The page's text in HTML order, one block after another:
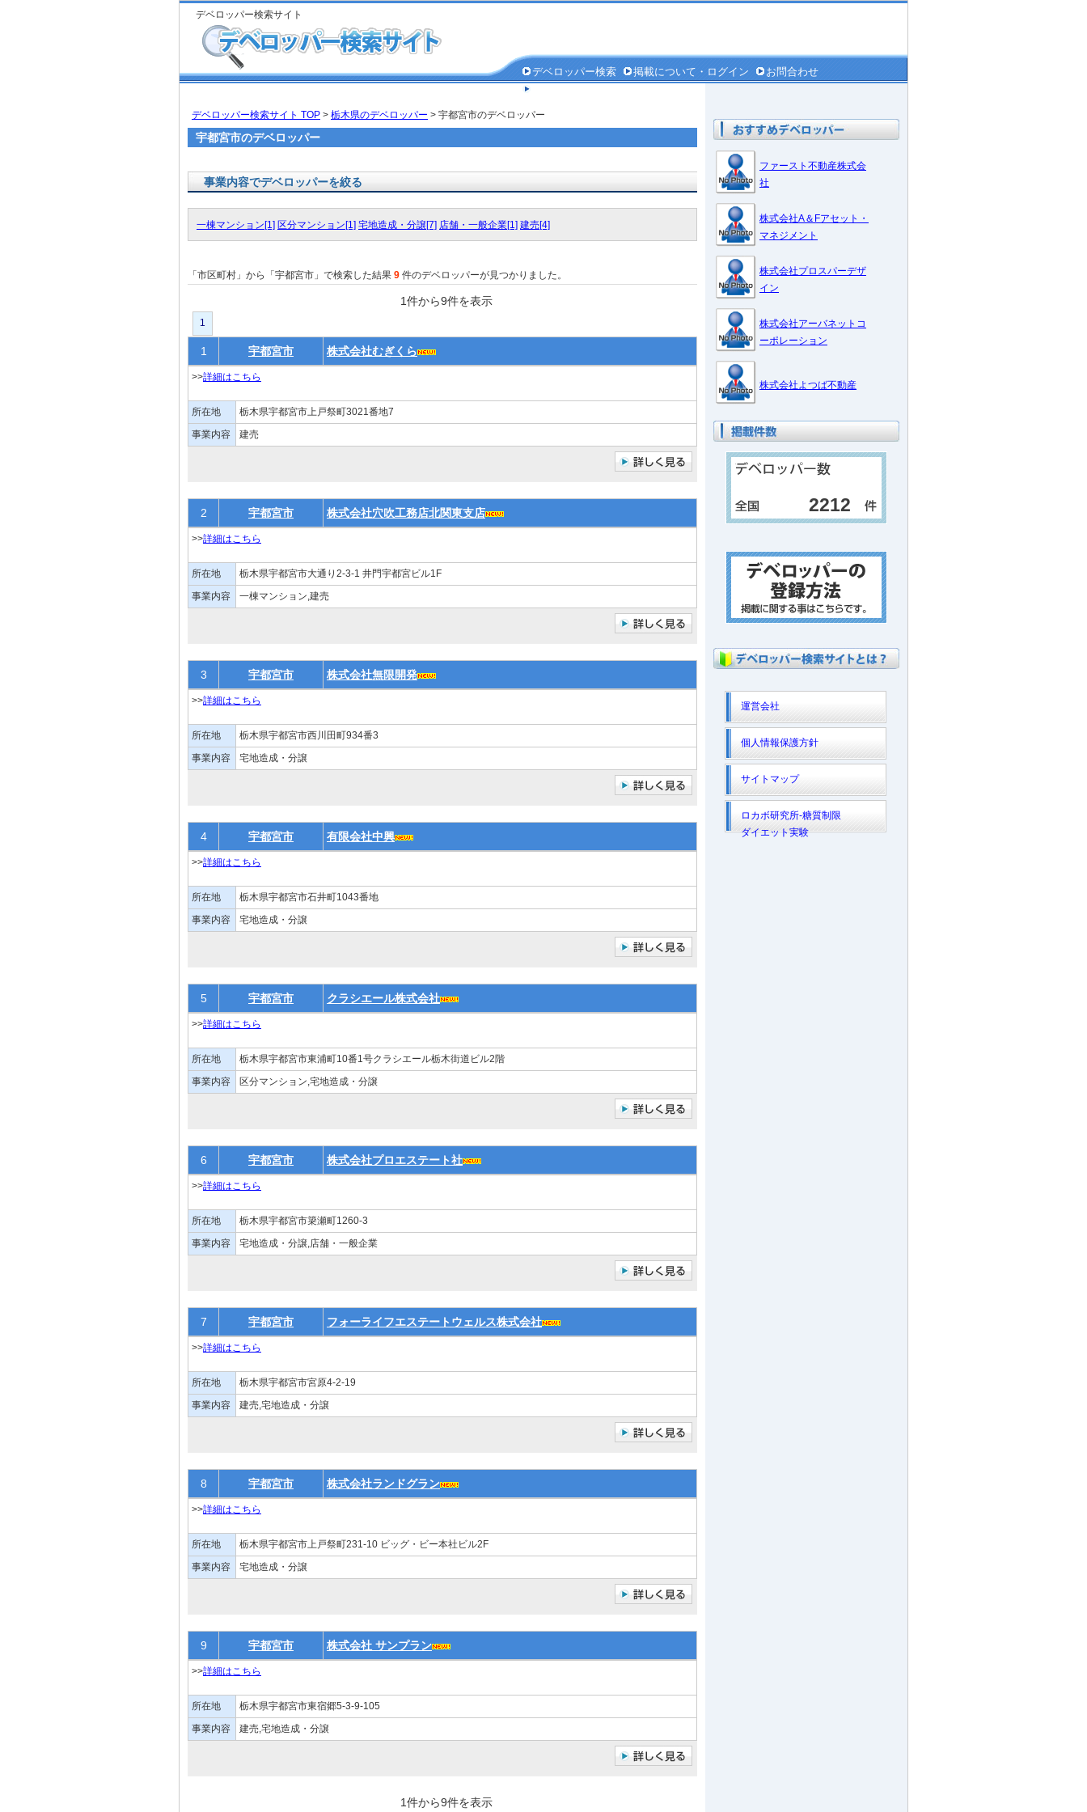
デベロッパー検索サイト
デベロッパー検索 掲載について・ログイン
お問合わせ
デベロッパー検索サイト TOP > 栃木県のデベロッパー > 宇都宮市のデベロッパー
宇都宮市のデベロッパー
事業内容でデベロッパーを絞る
一棟マンション[1] 区分マンション[1] 宅地造成・分譲[7] 店舗・一般企業[1] 建売[4]
「市区町村」から「宇都宮市」で検索した結果 9 件のデベロッパーが見つかりました。
1件から9件を表示
1
1 宇都宮市 株式会社むぎくら
>>詳細はこちら
所在地
栃木県宇都宮市上戸祭町3021番地7
事業内容
建売
2 宇都宮市 株式会社穴吹工務店北関東支店
>>詳細はこちら
所在地
栃木県宇都宮市大通り2-3-1 井門宇都宮ビル1F
事業内容
一棟マンション,建売
3 宇都宮市 株式会社無限開発
>>詳細はこちら
所在地
栃木県宇都宮市西川田町934番3
事業内容
宅地造成・分譲
4 宇都宮市 有限会社中興
>>詳細はこちら
所在地
栃木県宇都宮市石井町1043番地
事業内容
宅地造成・分譲
5 宇都宮市 クラシエール株式会社
>>詳細はこちら
所在地
栃木県宇都宮市東浦町10番1号クラシエール栃木街道ビル2階
事業内容
区分マンション,宅地造成・分譲
6 宇都宮市 株式会社プロエステート社
>>詳細はこちら
所在地
栃木県宇都宮市簗瀬町1260-3
事業内容
宅地造成・分譲,店舗・一般企業
7 宇都宮市 フォーライフエステートウェルス株式会社
>>詳細はこちら
所在地
栃木県宇都宮市宮原4-2-19
事業内容
建売,宅地造成・分譲
8 宇都宮市 株式会社ランドグラン
>>詳細はこちら
所在地
栃木県宇都宮市上戸祭町231-10 ビッグ・ビー本社ビル2F
事業内容
宅地造成・分譲
9 宇都宮市 株式会社 サンプラン
>>詳細はこちら
所在地
栃木県宇都宮市東宿郷5-3-9-105
事業内容
建売,宅地造成・分譲
1件から9件を表示
ファースト不動産株式会
社
株式会社A＆Fアセット・
マネジメント
株式会社プロスパーデザ
イン
株式会社アーバネットコ
ーポレーション
株式会社よつば不動産
2212
運営会社
個人情報保護方針
サイトマップ
ロカボ研究所-糖質制限
ダイエット実験